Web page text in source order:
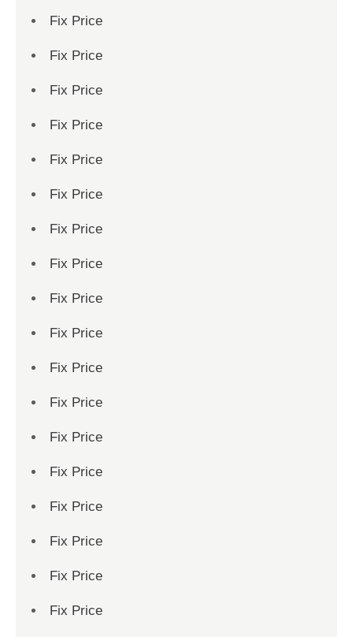
Fix Price
Fix Price
Fix Price
Fix Price
Fix Price
Fix Price
Fix Price
Fix Price
Fix Price
Fix Price
Fix Price
Fix Price
Fix Price
Fix Price
Fix Price
Fix Price
Fix Price
Fix Price